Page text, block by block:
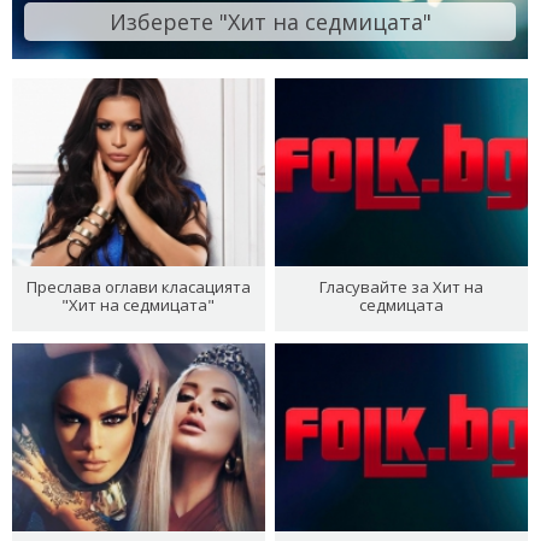
Изберете "Хит на седмицата"
Преслава оглави класацията
"Хит на седмицата"
Гласувайте за Хит на
седмицата